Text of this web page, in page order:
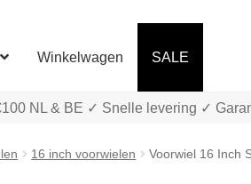
Winkelwagen SALE
NL & BE ✓ Snelle levering ✓
16 inch voorwielen Voorwiel 16 Inch